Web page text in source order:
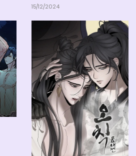
15/12/2024